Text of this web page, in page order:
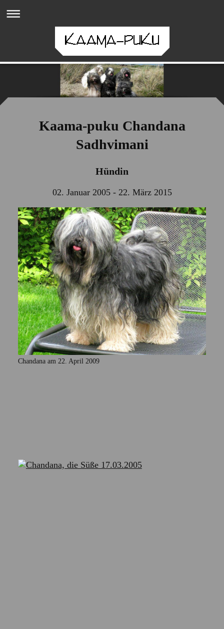
Kaama-puku Chandana
Sadhvimani
Hündin
02. Januar 2005 - 22. März 2015
Chandana am 22. April 2009